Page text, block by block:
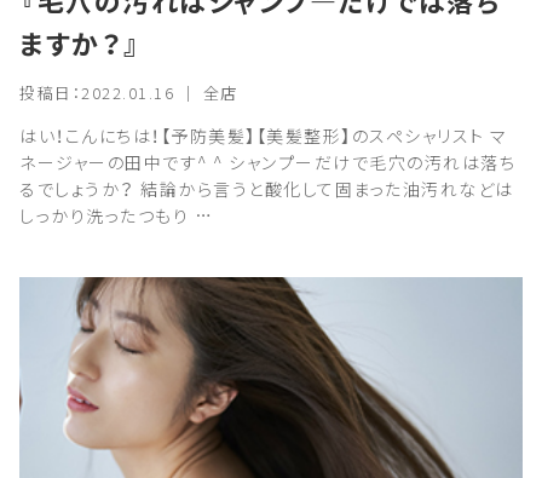
ますか？』
投稿日：2022.01.16 ｜ 全店
はい！こんにちは！【予防美髪】【美髪整形】のスペシャリスト マ
ネージャーの田中です^ ^ シャンプーだけで毛穴の汚れは落ち
るでしょうか？ 結論から言うと酸化して固まった油汚れなどは
しっかり洗ったつもり …